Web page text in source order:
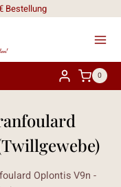
Bestellung
0
Oplontis V9n -